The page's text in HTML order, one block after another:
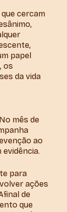
cercam
papel
os
da vida
mês de
ao
evidência.
para
ações
de
que